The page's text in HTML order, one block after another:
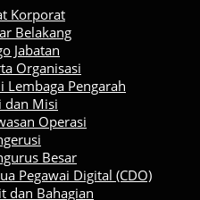
Korporat
Belakang
Jabatan
Organisasi
Lembaga Pengarah
dan Misi
Operasi
Besar
Pegawai Digital (CDO)
dan Bahagian